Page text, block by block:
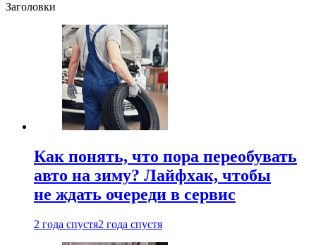
Заголовки
Как понять, что пора переобувать
авто на зиму? Лайфхак, чтобы
не ждать очереди в сервис
2 года спустя2 года спустя